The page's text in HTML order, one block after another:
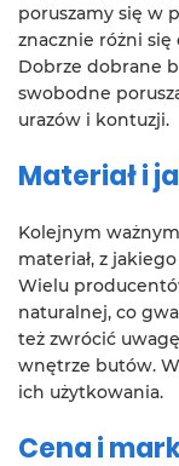
poruszamy się w
znacznie różni
Dobrze dobrane
swobodne
urazów i kontuzji.
Materiał i
Kolejnym
materiał, z
Wielu
naturalnej, co
też zwrócić
wnętrze butów.
ich użytkowania.
Cena i